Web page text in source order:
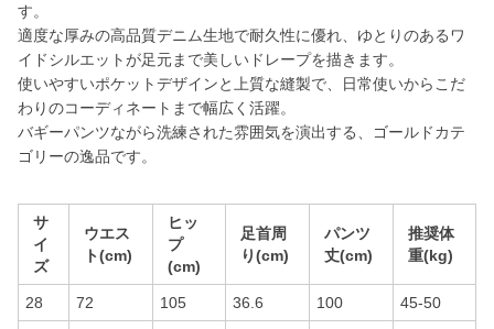
す。
適度な厚みの高品質デニム生地で耐久性に優れ、ゆとりのあるワ
イドシルエットが足元まで美しいドレープを描きます。
使いやすいポケットデザインと上質な縫製で、日常使いからこだ
わりのコーディネートまで幅広く活躍。
バギーパンツながら洗練された雰囲気を演出する、ゴールドカテ
ゴリーの逸品です。
サ
イ
ズ
ウエス
ト(cm)
ヒッ
プ
(cm)
足首周
り(cm)
パンツ
丈(cm)
推奨体
重(kg)
28 72 105 36.6 100 45-50